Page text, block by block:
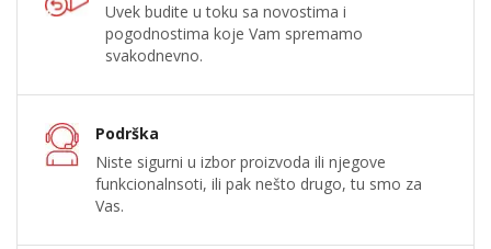
Uvek budite u toku sa novostima i
pogodnostima koje Vam spremamo
svakodnevno.
Podrška
Niste sigurni u izbor proizvoda ili njegove
funkcionalnsoti, ili pak nešto drugo, tu smo za
Vas.